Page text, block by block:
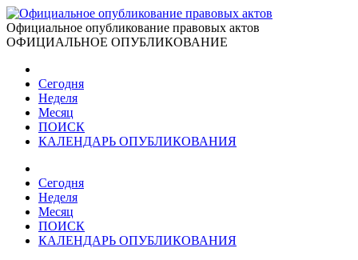
Официальное опубликование правовых актов
ОФИЦИАЛЬНОЕ ОПУБЛИКОВАНИЕ
Сегодня
Неделя
Месяц
ПОИСК
КАЛЕНДАРЬ ОПУБЛИКОВАНИЯ
Сегодня
Неделя
Месяц
ПОИСК
КАЛЕНДАРЬ ОПУБЛИКОВАНИЯ